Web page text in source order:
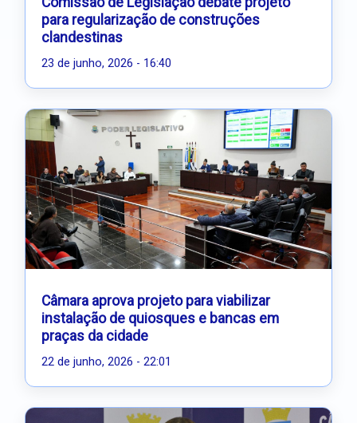
para regularização de construções
clandestinas
23 de junho, 2026 - 16:40
Câmara aprova projeto para viabilizar
instalação de quiosques e bancas em
praças da cidade
22 de junho, 2026 - 22:01